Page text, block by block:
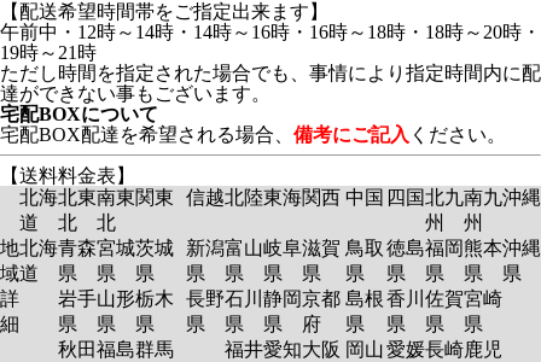
【配送希望時間帯をご指定出来ます】
午前中・12時～14時・14時～16時・16時～18時・18時～20時・
19時～21時
ただし時間を指定された場合でも、事情により指定時間内に配
達ができない事もございます。
宅配BOXについて
宅配BOX配達を希望される場合、 備考にご記入 ください。
【送料料金表】
北海
道
北東
北
南東
北
関東 信越北陸東海関西 中国 四国北九
州
南九
州
沖縄
地
域
詳
細
北海
道
青森
県
岩手
県
秋田
宮城
県
山形
県
福島
茨城
県
栃木
県
群馬
新潟
県
長野
県
富山
県
石川
県
福井
岐阜
県
静岡
県
愛知
滋賀
県
京都
府
大阪
鳥取
県
島根
県
岡山
徳島
県
香川
県
愛媛
福岡
県
佐賀
県
長崎
熊本
県
宮崎
県
鹿児
沖縄
県